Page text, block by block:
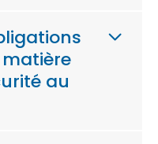
matière
au